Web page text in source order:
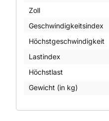
Zoll
Geschwindigkeitsindex
Höchstgeschwindigkeit
Lastindex
Höchstlast
Gewicht (in kg)